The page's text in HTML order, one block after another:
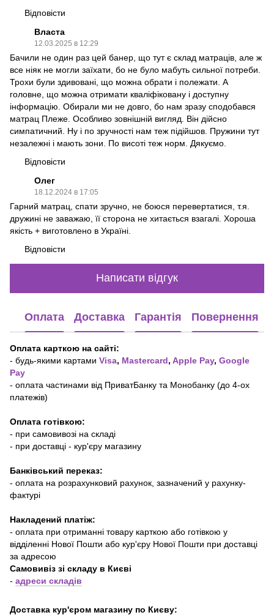
Відповісти
Власта
12.03.2025 в 12:29
Бачили не один раз цей банер, що тут є склад матраців, але ж
все ніяк не могли заїхати, бо не було мабуть сильної потреби.
Трохи були здивовані, що можна обрати і полежати. А
головне, що можна отримати кваліфіковану і доступну
інформацію. Обирали ми не довго, бо нам зразу сподобався
матрац Плеже. Особливо зовнішній вигляд. Він дійсно
симпатичний. Ну і по зручності нам теж підійшов. Пружини тут
незалежні і мають зони. По висоті теж норм. Дякуємо.
Відповісти
Олег
18.12.2024 в 17:05
Гарний матрац, спати зручно, не боюся перевертатися, т.я.
дружині не заважаю, її сторона не хитається взагалі. Хороша
якість + виготовлено в Україні.
Відповісти
Написати відгук
Оплата Доставка Гарантія Повернення
Оплата карткою на сайті:
- будь-якими картами Visa, Mastercard, Apple Pay, Google
Pay
- оплата частинами від ПриватБанку та Монобанку (до 4-ох
платежів)
Оплата готівкою:
- при самовивозі на складі
- при доставці - кур'єру магазину
Банківський переказ:
- оплата на розрахунковий рахунок, зазначений у рахунку-
фактурі
Накладений платіж:
- оплата при отриманні товару карткою або готівкою у
відділенні Нової Пошти або кур'єру Нової Пошти при доставці
за адресою
Самовивіз зі складу в Києві
- адреси складів
Доставка кур'єром магазину по Києву: